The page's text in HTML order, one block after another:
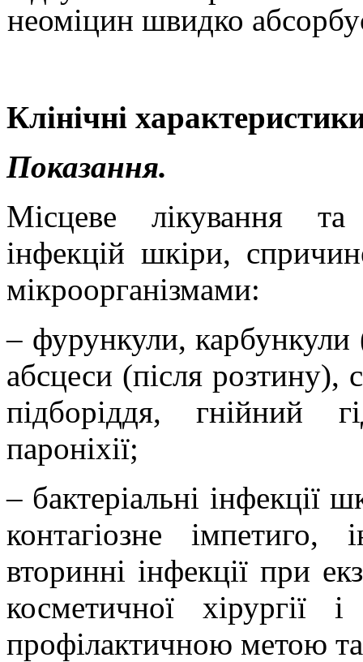
неоміцин швидко
Клінічні
Показання.
Місцеве лікування та
інфекцій шкіри,
мікроорганізмами:
– фурункули, карбункули
абсцеси (після розтину),
підборіддя, гнійний
пароніхії;
– бактеріальні
контагіозне імпетиго,
вторинні інфекції при
косметичної хірургії
профілактичною метою та